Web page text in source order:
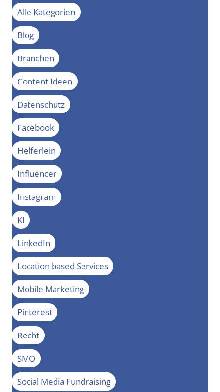
Alle Kategorien
Blog
Branchen
Content Ideen
Datenschutz
Facebook
Helferlein
Influencer
Instagram
KI
LinkedIn
Location based Services
Mobile Marketing
Pinterest
Recht
SMO
Social Media Fundraising